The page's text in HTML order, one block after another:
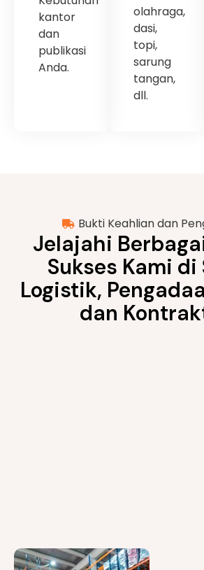
kantor
dan
publikasi
Anda.
olahraga,
dasi,
topi,
sarung
tangan,
dll.
Bukti Keahlian dan
Jelajahi
Sukses Kami di
Logistik,
dan